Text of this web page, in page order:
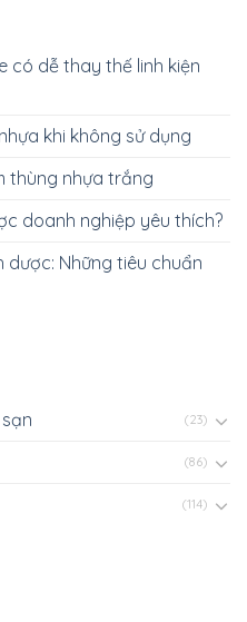
có dễ thay thế linh kiện
khi không sử dụng
thùng nhựa trắng
doanh nghiệp yêu thích?
Những tiêu chuẩn
(23)
(86)
(114)